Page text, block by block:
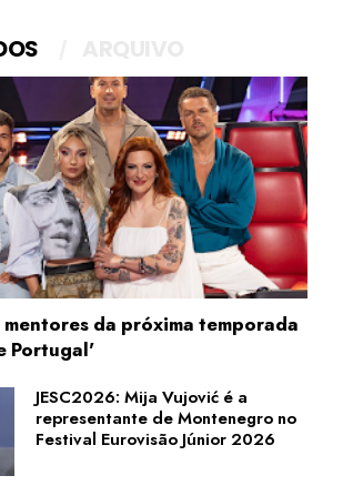
mentores da próxima temporada
Portugal'
JESC2026: Mija Vujović é a
representante de Montenegro no
Festival Eurovisão Júnior 2026